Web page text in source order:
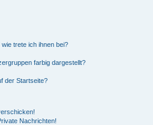
trete ich ihnen bei?
farbig dargestellt?
der Startseite?
Nachrichten!